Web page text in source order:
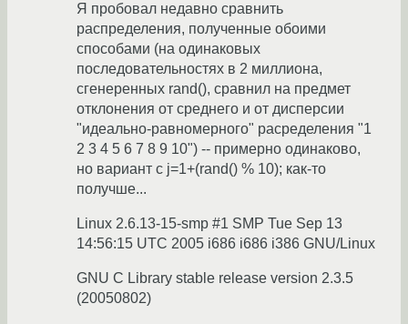
Я пробовал недавно сравнить
распределения, полученные обоими
способами (на одинаковых
последовательностях в 2 миллиона,
сгенеренных rand(), сравнил на предмет
отклонения от среднего и от дисперсии
"идеально-равномерного" расределения "1
2 3 4 5 6 7 8 9 10") -- примерно одинаково,
но вариант с j=1+(rand() % 10); как-то
получше...
Linux 2.6.13-15-smp #1 SMP Tue Sep 13
14:56:15 UTC 2005 i686 i686 i386 GNU/Linux
GNU C Library stable release version 2.3.5
(20050802)